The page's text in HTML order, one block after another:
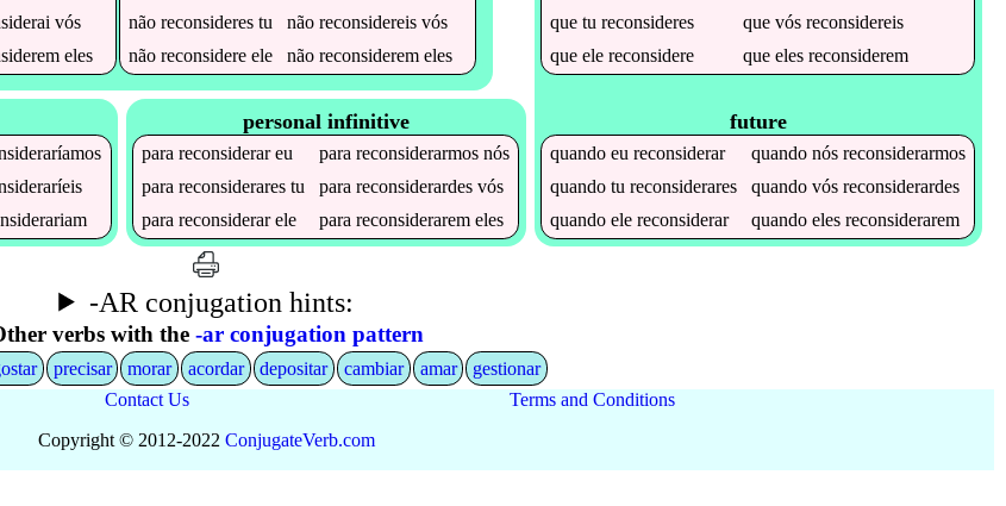
vós
eles
não reconsiderestu não reconsidereisvós
não reconsidereele não reconsideremeles
personal infinitive
parareconsiderareu parareconsiderarmos nós
parareconsiderares tu parareconsiderardes vós
parareconsiderarele parareconsiderarem eles
quetureconsideres quevósreconsidereis
queelereconsidere queelesreconsiderem
future
quandoeureconsiderar quandonósreconsiderarmos
quandotureconsiderares quandovósreconsiderardes
quandoelereconsiderar quandoelesreconsiderarem
-AR conjugation hints:
verbs with the -ar conjugation pattern
precisar morar acordar depositar cambiar amar
gestionar
Contact Us
Terms and Conditions
Copyright © 2012-2022 ConjugateVerb.com